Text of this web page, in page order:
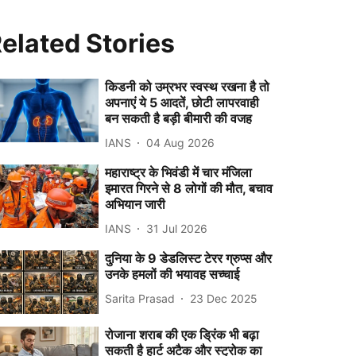
Stories
किडनी को उम्रभर स्वस्थ रखना है तो
अपनाएं ये 5 आदतें, छोटी लापरवाही
बन सकती है बड़ी बीमारी की वजह
IANS 04 Aug 2026
महाराष्ट्र के भिवंडी में चार मंजिला
इमारत गिरने से 8 लोगों की मौत, बचाव
अभियान जारी
IANS 31 Jul 2026
दुनिया के 9 डेडलिस्ट टेरर ग्रुप्स और
उनके हमलों की भयावह सच्चाई
Sarita Prasad 23 Dec 2025
रोजाना शराब की एक ड्रिंक भी बढ़ा
सकती है हार्ट अटैक और स्ट्रोक का